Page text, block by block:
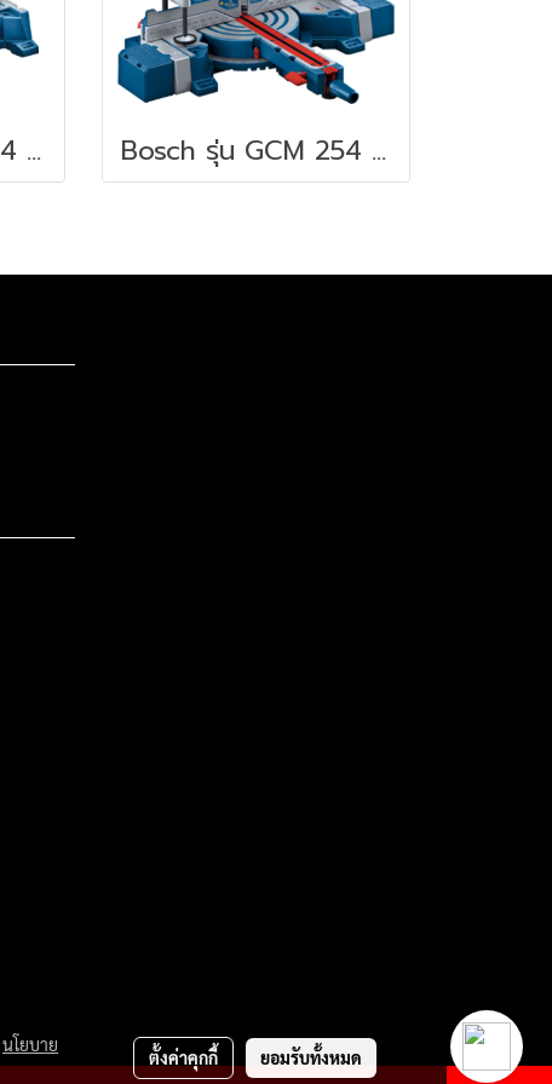
Bosch รุ่น GCM 254 แท่นตัดองศา 1750 วัตต์ 5000 รอบ/นาที มีเลเซอร์นำตัด พร้อมใบตัดไม้ Expert 40 T ( 0601B520K0 ) Bosch รุ่น GCM 254 D แท่นตัดองศา แบบสไลด์ 1800 วัตต์ 4800 รอบ/นาที มีเลเซอร์นำตัด พร้อมใบตัดไม้ Expert 40 T ( 0601B530K0 )
นโยบาย
ตั้งค่าคุกกี้ ยอมรับทั้งหมด